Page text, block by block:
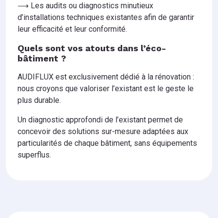
⟶ Les audits ou diagnostics minutieux
d’installations techniques existantes afin de garantir
leur efficacité et leur conformité.
Quels sont vos atouts dans l’éco-
bâtiment ?
AUDIFLUX est exclusivement dédié à la rénovation :
nous croyons que valoriser l’existant est le geste le
plus durable.
Un diagnostic approfondi de l’existant permet de
concevoir des solutions sur-mesure adaptées aux
particularités de chaque bâtiment, sans équipements
superflus.